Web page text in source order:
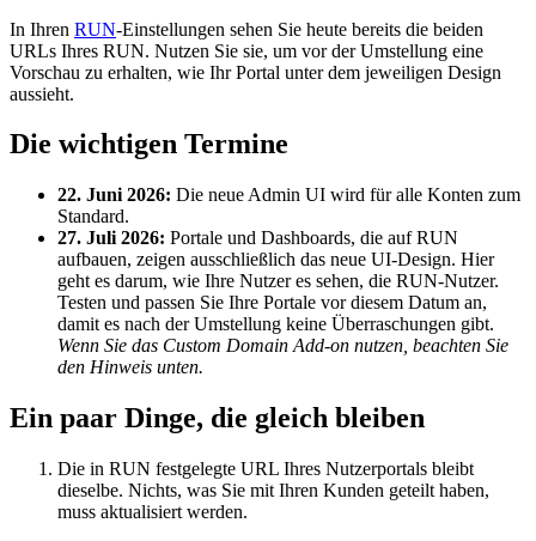
In Ihren RUN-Einstellungen sehen Sie heute bereits die beiden
URLs Ihres RUN. Nutzen Sie sie, um vor der Umstellung eine
Vorschau zu erhalten, wie Ihr Portal unter dem jeweiligen Design
aussieht.
Die wichtigen Termine
22. Juni 2026: Die neue Admin UI wird für alle Konten zum
Standard.
27. Juli 2026: Portale und Dashboards, die auf RUN
aufbauen, zeigen ausschließlich das neue UI-Design. Hier
geht es darum, wie Ihre Nutzer es sehen, die RUN-Nutzer.
Testen und passen Sie Ihre Portale vor diesem Datum an,
damit es nach der Umstellung keine Überraschungen gibt.
Wenn Sie das Custom Domain Add-on nutzen, beachten Sie
den Hinweis unten.
Ein paar Dinge, die gleich bleiben
Die in RUN festgelegte URL Ihres Nutzerportals bleibt
dieselbe. Nichts, was Sie mit Ihren Kunden geteilt haben,
muss aktualisiert werden.